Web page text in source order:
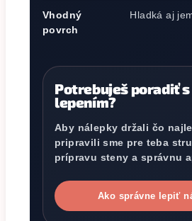
Vhodný
povrch
Hladká aj
Potrebuješ poradiť s
lepením?
Aby nálepky držali čo
pripravili sme pre teba
prípravu steny a správnu
Ako správne lepiť